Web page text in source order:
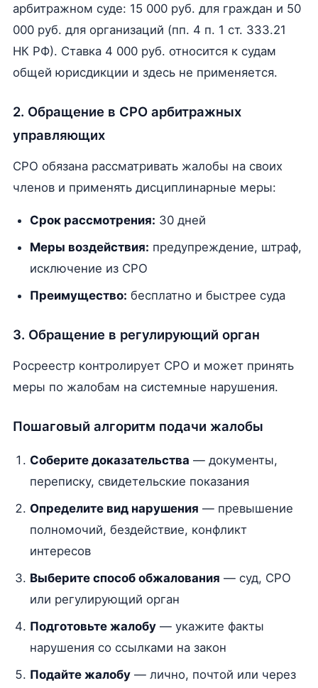
арбитражном суде: 15 000 руб. для граждан и 50
000 руб. для организаций (пп. 4 п. 1 ст. 333.21
НК РФ). Ставка 4 000 руб. относится к судам
общей юрисдикции и здесь не применяется.
2. Обращение в СРО арбитражных
управляющих
СРО обязана рассматривать жалобы на своих
членов и применять дисциплинарные меры:
Срок рассмотрения: 30 дней
Меры воздействия: предупреждение, штраф,
исключение из СРО
Преимущество: бесплатно и быстрее суда
3. Обращение в регулирующий орган
Росреестр контролирует СРО и может принять
меры по жалобам на системные нарушения.
Пошаговый алгоритм подачи жалобы
Соберите доказательства — документы,
переписку, свидетельские показания
Определите вид нарушения — превышение
полномочий, бездействие, конфликт
интересов
Выберите способ обжалования — суд, СРО
или регулирующий орган
Подготовьте жалобу— укажите факты
нарушения со ссылками на закон
Подайте жалобу— лично, почтой или через